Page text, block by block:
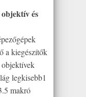
és
a kiegészítők
legkisebb1
makró